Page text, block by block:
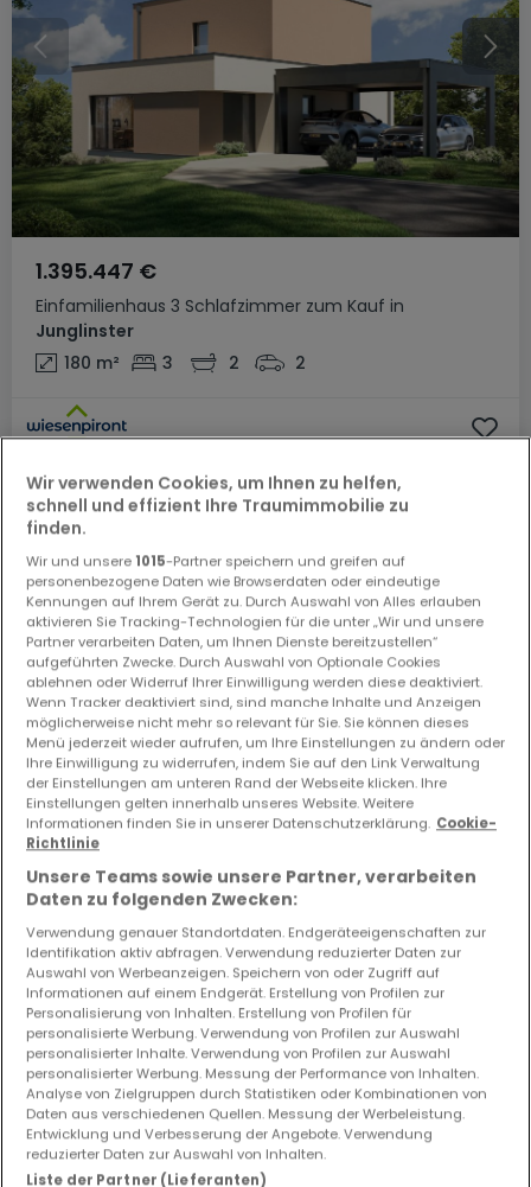
Einfamilienhaus 3 Schlafzimmer zum Kauf in
Junglinster
1.395.447 €
180 m² 3 2 2
Einfamilienhaus 3 Schlafzimmer zum Kauf inHeisdorf
1.504.622 €
221 m² 3 2 1
Wir verwenden Cookies, um Ihnen zu helfen,
schnell und effizient Ihre Traumimmobilie zu
finden.
Wir und unsere 1015-Partner speichern und greifen auf
personenbezogene Daten wie Browserdaten oder eindeutige
Kennungen auf Ihrem Gerät zu. Durch Auswahl von Alles erlauben
aktivieren Sie Tracking-Technologien für die unter „Wir und unsere
Partner verarbeiten Daten, um Ihnen Dienste bereitzustellen“
aufgeführten Zwecke. Durch Auswahl von Optionale Cookies
ablehnen oder Widerruf Ihrer Einwilligung werden diese deaktiviert.
Wenn Tracker deaktiviert sind, sind manche Inhalte und Anzeigen
möglicherweise nicht mehr so relevant für Sie. Sie können dieses
Menü jederzeit wieder aufrufen, um Ihre Einstellungen zu ändern oder
Ihre Einwilligung zu widerrufen, indem Sie auf den Link Verwaltung
der Einstellungen am unteren Rand der Webseite klicken. Ihre
Einstellungen gelten innerhalb unseres Website. Weitere
Informationen finden Sie in unserer Datenschutzerklärung. Cookie-
Richtlinie
Unsere Teams sowie unsere Partner, verarbeiten
Daten zu folgenden Zwecken:
Verwendung genauer Standortdaten. Endgeräteeigenschaften zur
Identifikation aktiv abfragen. Verwendung reduzierter Daten zur
Auswahl von Werbeanzeigen. Speichern von oder Zugriff auf
Informationen auf einem Endgerät. Erstellung von Profilen zur
Personalisierung von Inhalten. Erstellung von Profilen für
personalisierte Werbung. Verwendung von Profilen zur Auswahl
personalisierter Inhalte. Verwendung von Profilen zur Auswahl
personalisierter Werbung. Messung der Performance von Inhalten.
Analyse von Zielgruppen durch Statistiken oder Kombinationen von
Daten aus verschiedenen Quellen. Messung der Werbeleistung.
Entwicklung und Verbesserung der Angebote. Verwendung
reduzierter Daten zur Auswahl von Inhalten.
Liste der Partner (Lieferanten)